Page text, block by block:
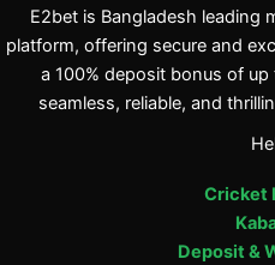
E2bet is Bangladesh leading
platform, offering secure and
a 100% deposit bonus of up
seamless, reliable, and
Cricket
Deposit &